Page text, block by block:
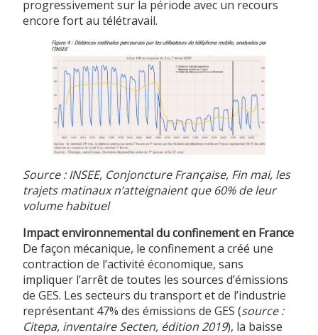
progressivement sur la période avec un recours
encore fort au télétravail.
Source : INSEE, Conjoncture Française, Fin mai, les
trajets matinaux n’atteignaient que 60% de leur
volume habituel
Impact environnemental du confinement en France
De façon mécanique, le confinement a créé une
contraction de l’activité économique, sans
impliquer l’arrêt de toutes les sources d’émissions
de GES. Les secteurs du transport et de l’industrie
représentant 47% des émissions de GES (source :
Citepa, inventaire Secten, édition 2019), la baisse